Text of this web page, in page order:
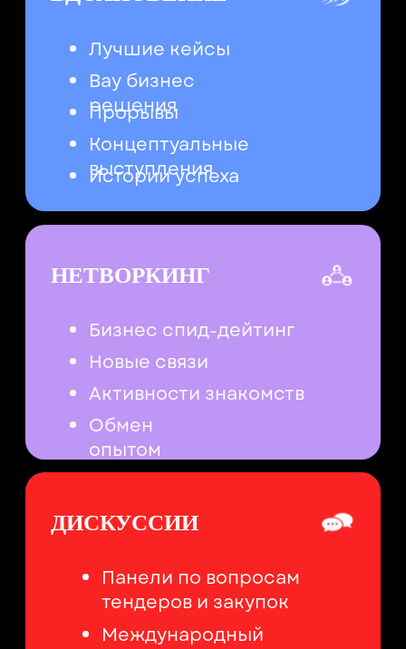
ДЛЯ КОГО GEF
ЗАКАЗЧИКАМ
ИНТЕГРАЦИЙ
Заявить о себе, как о тренд-
принципы работы
Посмотреть на рынок и найти